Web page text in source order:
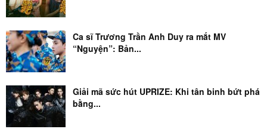
Ca sĩ Trương Trần Anh Duy ra mắt MV
“Nguyện”: Bản...
Giải mã sức hút UPRIZE: Khi tân binh bứt phá
bằng...